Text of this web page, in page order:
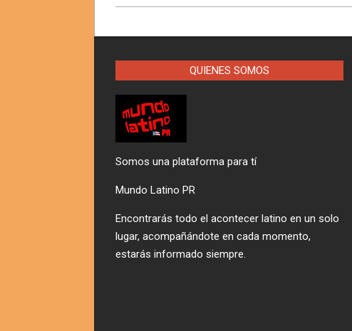
QUIENES SOMOS
Somos una plataforma para tí
Mundo Latino PR
Encontrarás todo el acontecer latino en un solo
lugar, acompañándote en cada momento,
estarás informado siempre.